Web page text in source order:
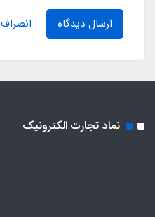
ارسال دیدگاه انصراف
نماد تجارت الکترونیک